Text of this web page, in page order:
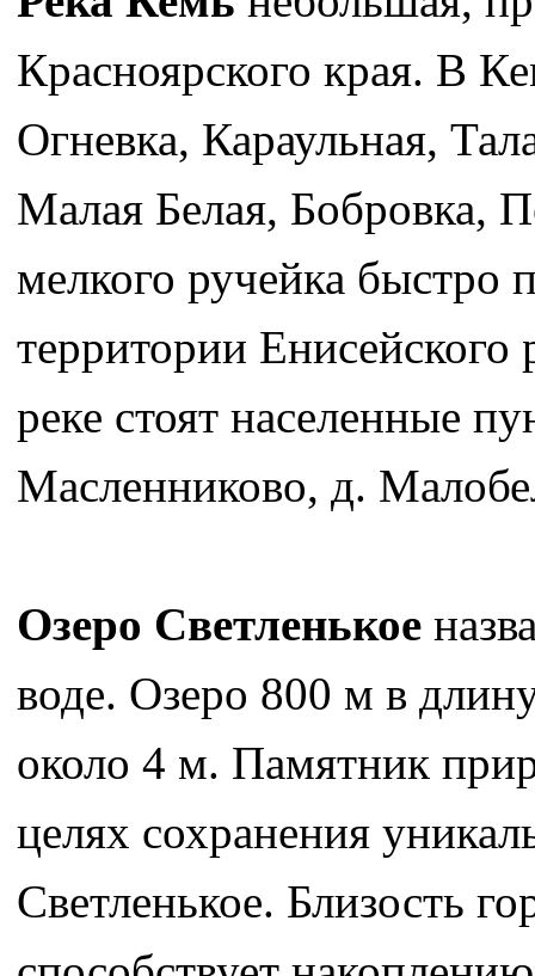
Красноярского края. В
Огневка, Караульная,
Малая Белая, Бобровка,
мелкого ручейка быстро
территории Енисейского
реке стоят населенные
Масленниково, д.
Озеро Светленькое
воде. Озеро 800 м в
около 4 м. Памятник
целях сохранения
Светленькое. Близость